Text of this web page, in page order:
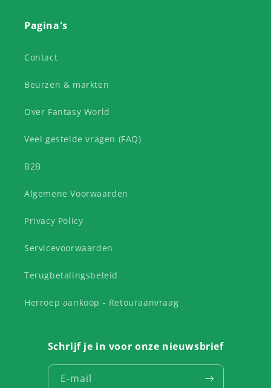
Pagina's
Contact
Beurzen & markten
Over Fantasy World
Veel gestelde vragen (FAQ)
B2B
Algemene Voorwaarden
Privacy Policy
Servicevoorwaarden
Terugbetalingsbeleid
Herroep aankoop - Retouraanvraag
Schrijf je in voor onze nieuwsbrief
E‑mail